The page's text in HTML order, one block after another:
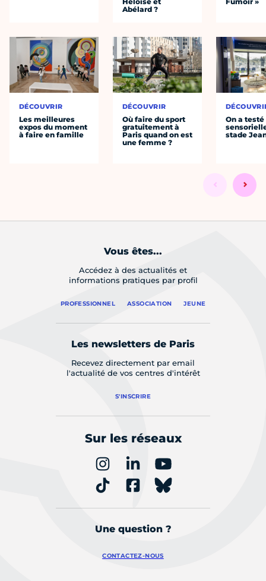
DÉCOUVRIR
Les meilleures
expos du moment
à faire en famille
Abélard ?
DÉCOUVRIR
Où faire du sport
gratuitement à
Paris quand on est
une femme ?
On a
stade
Vous êtes...
Accédez à des actualités et
informations pratiques par profil
PROFESSIONNEL ASSOCIATION JEUNE
Les newsletters de Paris
Recevez directement par email
l'actualité de vos centres d'intérêt
S'INSCRIRE
Sur les réseaux
Une question ?
CONTACTEZ-NOUS